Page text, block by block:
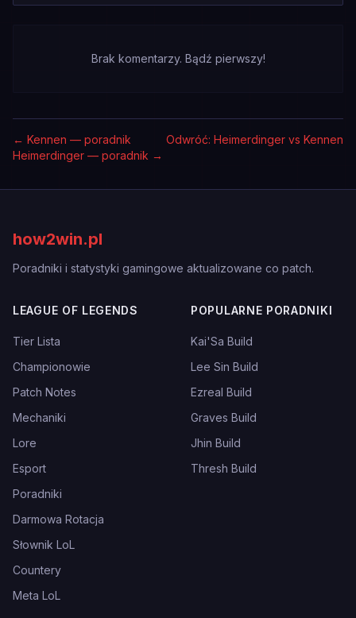
Brak komentarzy. Bądź pierwszy!
← Kennen — poradnik
Odwróć: Heimerdinger vs Kennen
Heimerdinger — poradnik →
how2win.pl
Poradniki i statystyki gamingowe aktualizowane co patch.
LEAGUE OF LEGENDS
Tier Lista
Championowie
Patch Notes
Mechaniki
Lore
Esport
Poradniki
Darmowa Rotacja
Słownik LoL
Countery
Meta LoL
POPULARNE PORADNIKI
Kai'Sa Build
Lee Sin Build
Ezreal Build
Graves Build
Jhin Build
Thresh Build